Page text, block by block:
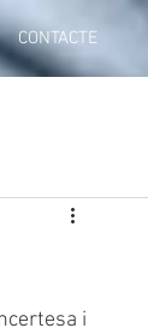
CONTACTE
i